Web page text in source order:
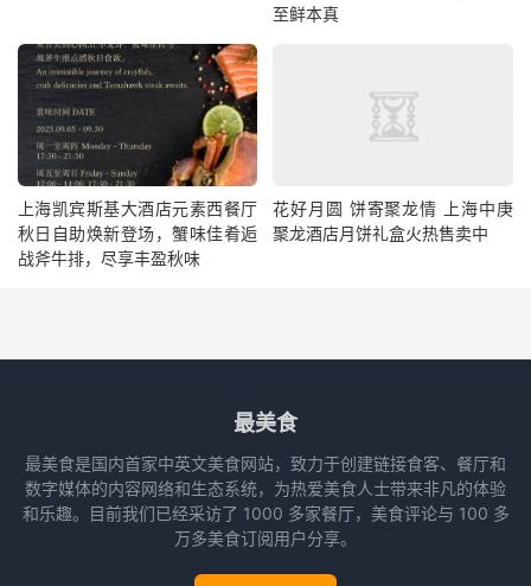
至鲜本真
上海凯宾斯基大酒店元素西餐厅
秋日自助焕新登场，蟹味佳肴逅
战斧牛排，尽享丰盈秋味
花好月圆 饼寄聚龙情 上海中庚
聚龙酒店月饼礼盒火热售卖中
最美食
最美食是国内首家中英文美食网站，致力于创建链接食客、餐厅和
数字媒体的内容网络和生态系统，为热爱美食人士带来非凡的体验
和乐趣。目前我们已经采访了 1000 多家餐厅，美食评论与 100 多
万多美食订阅用户分享。